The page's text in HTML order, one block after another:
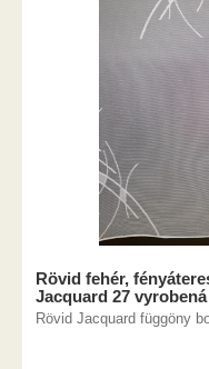
Rövid fehér,
Jacquard 27
Rövid Jacquard függöny